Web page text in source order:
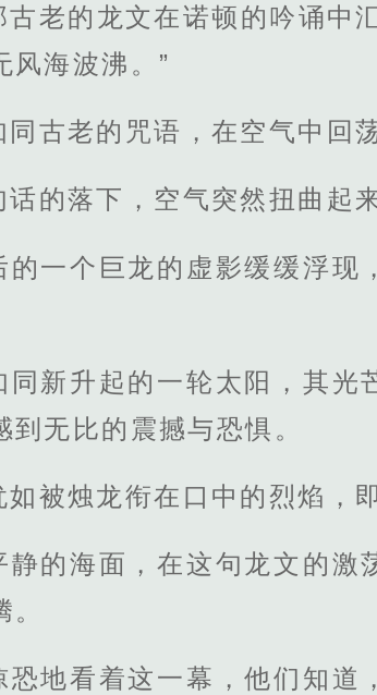
古老的龙文在诺顿的吟诵中
风海波沸。”
同古老的咒语，在空气中回
话的落下，空气突然扭曲起
的一个巨龙的虚影缓缓浮现
同新升起的一轮太阳，其光
到无比的震撼与恐惧。
如被烛龙衔在口中的烈焰，
静的海面，在这句龙文的激
恐地看着这一幕，他们知道